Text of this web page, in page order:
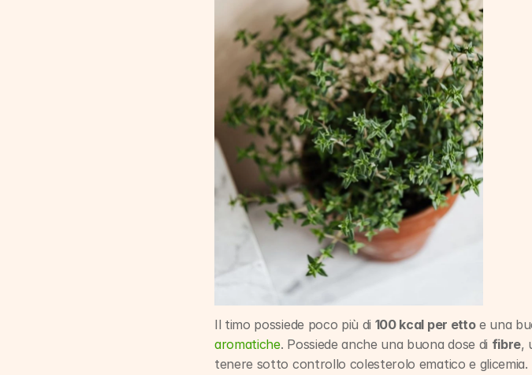
Il timo possiede poco più di 100 kcal per etto e una
aromatiche. Possiede anche una buona dose di fibre,
tenere sotto controllo colesterolo ematico e